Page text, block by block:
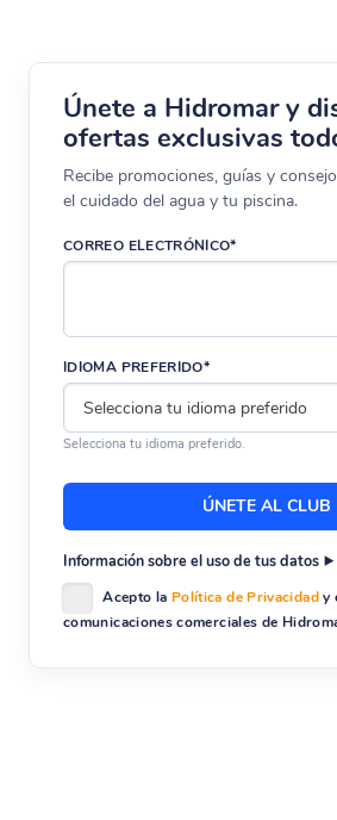
Únete a Hidromar y
ofertas exclusivas
Recibe promociones, guías y
el cuidado del agua y tu piscina.
CORREO ELECTRÓNICO*
IDIOMA PREFERIDO*
Selecciona tu idioma preferido.
Información sobre el uso de tus datos
Acepto la Política de Privacidady
comunicaciones comerciales de